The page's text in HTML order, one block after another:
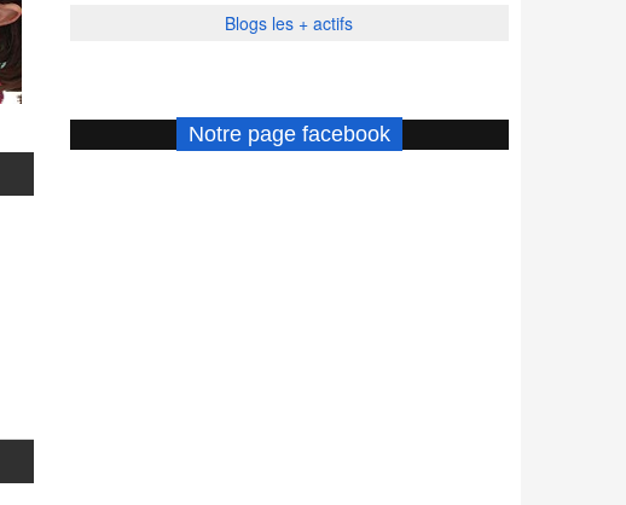
Blogs les + actifs
Notre page facebook